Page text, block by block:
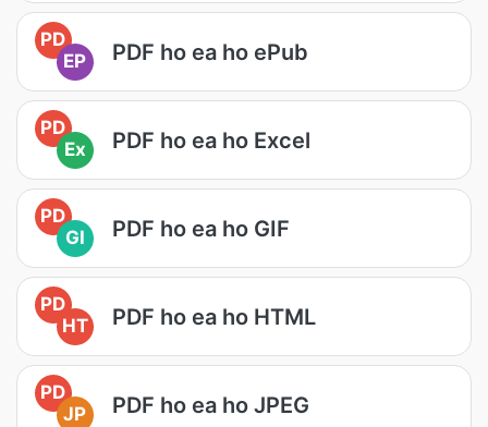
PD
EP
PDF ho ea ho ePub
PD
Ex
PDF ho ea ho Excel
PD
GI
PDF ho ea ho GIF
PD
HT
PDF ho ea ho HTML
PD
JP
PDF ho ea ho JPEG